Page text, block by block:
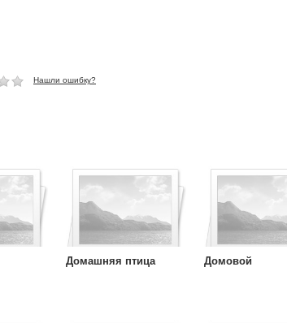
Нашли ошибку?
Домашняя птица Домовой